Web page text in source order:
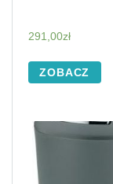
291,00zł
ZOBACZ